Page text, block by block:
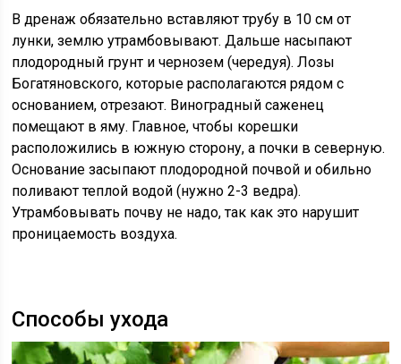
В дренаж обязательно вставляют трубу в 10 см от
лунки, землю утрамбовывают. Дальше насыпают
плодородный грунт и чернозем (чередуя). Лозы
Богатяновского, которые располагаются рядом с
основанием, отрезают. Виноградный саженец
помещают в яму. Главное, чтобы корешки
расположились в южную сторону, а почки в северную.
Основание засыпают плодородной почвой и обильно
поливают теплой водой (нужно 2-3 ведра).
Утрамбовывать почву не надо, так как это нарушит
проницаемость воздуха.
Способы ухода